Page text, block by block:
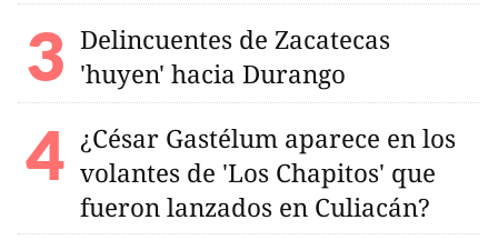
Delincuentes de Zacatecas
'huyen' hacia Durango
¿César Gastélum aparece en los
volantes de 'Los Chapitos' que
fueron lanzados en Culiacán?